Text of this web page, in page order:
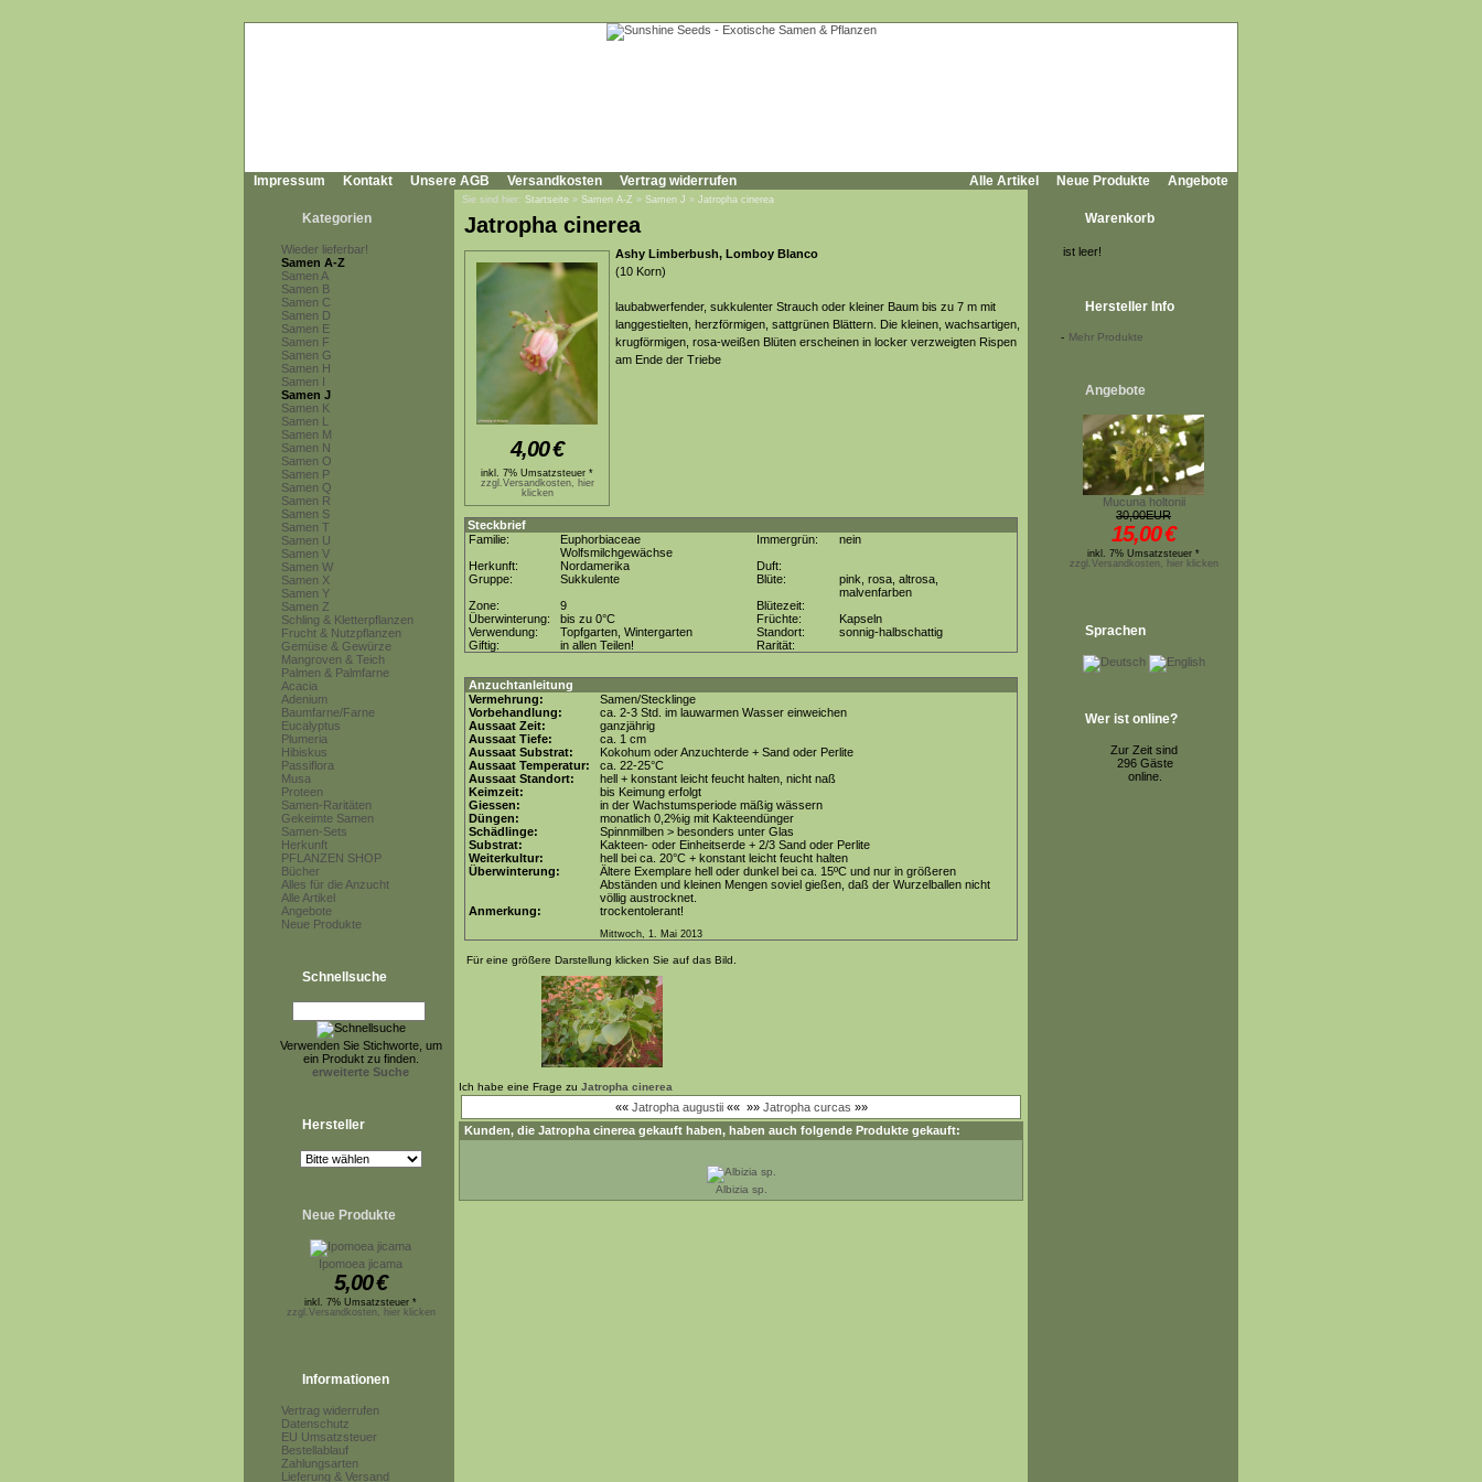
Impressum Kontakt Unsere AGB Versandkosten Vertrag widerrufen Alle Artikel Neue Produkte Angebote
Kategorien
Wieder lieferbar!
Samen A-Z
Samen A
Samen B
Samen C
Samen D
Samen E
Samen F
Samen G
Samen H
Samen I
Samen J
Samen K
Samen L
Samen M
Samen N
Samen O
Samen P
Samen Q
Samen R
Samen S
Samen T
Samen U
Samen V
Samen W
Samen X
Samen Y
Samen Z
Schling & Kletterpflanzen
Frucht & Nutzpflanzen
Gemüse & Gewürze
Mangroven & Teich
Palmen & Palmfarne
Acacia
Adenium
Baumfarne/Farne
Eucalyptus
Plumeria
Hibiskus
Passiflora
Musa
Proteen
Samen-Raritäten
Gekeimte Samen
Samen-Sets
Herkunft
PFLANZEN SHOP
Bücher
Alles für die Anzucht
Alle Artikel
Angebote
Neue Produkte
Schnellsuche
Verwenden Sie Stichworte, um
ein Produkt zu finden.
erweiterte Suche
Hersteller
Neue Produkte
Ipomoea jicama
5,00€
inkl. 7% Umsatzsteuer *
zzgl.Versandkosten, hier klicken
Informationen
Vertrag widerrufen
Datenschutz
EU Umsatzsteuer
Bestellablauf
Zahlungsarten
Lieferung & Versand
Sie sind hier: Startseite » Samen A-Z » Samen J » Jatropha cinerea
Jatropha cinerea
4,00€
inkl. 7% Umsatzsteuer *
zzgl.Versandkosten, hier
klicken
Ashy Limberbush, Lomboy Blanco
(10 Korn)
laubabwerfender, sukkulenter Strauch oder kleiner Baum bis zu 7 m mit
langgestielten, herzförmigen, sattgrünen Blättern. Die kleinen, wachsartigen,
krugförmigen, rosa-weißen Blüten erscheinen in locker verzweigten Rispen
am Ende der Triebe
Steckbrief
Familie:
Euphorbiaceae
Wolfsmilchgewächse
Immergrün:
nein
Herkunft:
Nordamerika
Duft:
Gruppe:
Sukkulente Blüte:
pink, rosa, altrosa,
malvenfarben
Zone:
9
Blütezeit:
Überwinterung:
bis zu 0°C Früchte:
Kapseln
Verwendung:
Topfgarten, Wintergarten Standort:
sonnig-halbschattig
Giftig:
in allen Teilen! Rarität:
Anzuchtanleitung
Vermehrung:
Samen/Stecklinge
Vorbehandlung:
ca. 2-3 Std. im lauwarmen Wasser einweichen
Aussaat Zeit:
ganzjährig
Aussaat Tiefe:
ca. 1 cm
Aussaat Substrat:
Kokohum oder Anzuchterde + Sand oder Perlite
Aussaat Temperatur:
ca. 22-25°C
Aussaat Standort:
hell + konstant leicht feucht halten, nicht naß
Keimzeit:
bis Keimung erfolgt
Giessen:
in der Wachstumsperiode mäßig wässern
Düngen:
monatlich 0,2%ig mit Kakteendünger
Schädlinge:
Spinnmilben > besonders unter Glas
Substrat:
Kakteen- oder Einheitserde + 2/3 Sand oder Perlite
Weiterkultur:
hell bei ca. 20°C + konstant leicht feucht halten
Überwinterung:
Ältere Exemplare hell oder dunkel bei ca. 15ºC und nur in größeren
Abständen und kleinen Mengen soviel gießen, daß der Wurzelballen nicht
völlig austrocknet.
Anmerkung:
trockentolerant!
Mittwoch, 1. Mai 2013
Für eine größere Darstellung klicken Sie auf das Bild.
Ich habe eine Frage zu Jatropha cinerea
«« Jatropha augustii«« »» Jatropha curcas »»
Kunden, die Jatropha cinerea gekauft haben, haben auch folgende Produkte gekauft:
Albizia sp.
Warenkorb
ist leer!
Hersteller Info
- Mehr Produkte
Angebote
Mucuna holtonii
30,00EUR
15,00€
inkl. 7% Umsatzsteuer *
zzgl.Versandkosten, hier klicken
Sprachen
Wer ist online?
Zur Zeit sind
296 Gäste
online.